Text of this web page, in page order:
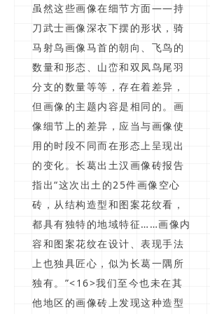
虽然这些画像在细节方面——持
刀武士画像深衣下摆的形状，骑
马射鸟画像马首的朝向、飞鸟的
数量和形态、山峦和双凤鸟尾羽
分支的数量等等，存在着差异，
但画像的主题内容是相同的。画
像细节上的差异，应当与画像使
用的时段不同而在形态上呈现出
的变化。长葛出土汉画像砖报告
指出“这次出土的25件画像空心
砖，从结构造型和图案花纹看，
都具有独特的地域特征……画像内
容和图案花纹在设计、表现手法
上也独具匠心，似为长葛一隅所
独有。”<16>我们至今也未在其
他地区的画像砖上发现这种造型